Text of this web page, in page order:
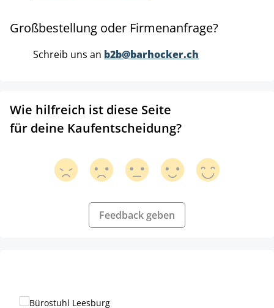
Großbestellung oder Firmenanfrage?
Schreib uns an b2b@barhocker.ch
Wie hilfreich ist diese Seite
für deine Kaufentscheidung?
Feedback geben